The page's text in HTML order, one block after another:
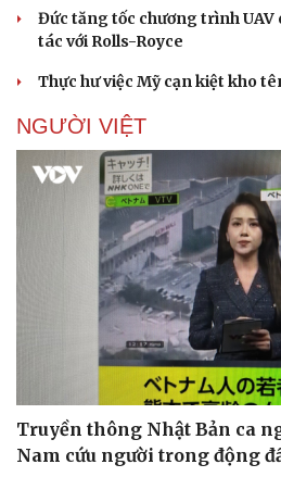
Doanh nghiệp
Thông tin doanh nghiệp
Doanh nghiệp 24h
Doanh nhân
Vì cộng đồng
Đức tăng tốc chương trình UAV
tác với Rolls-Royce
Thực hư việc Mỹ cạn kiệt kho
NGƯỜI VIỆT
Truyền thông Nhật Bản ca
Nam cứu người trong động